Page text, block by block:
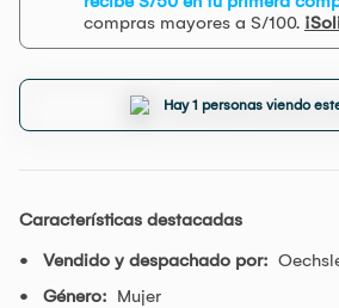
compras mayores a S/100.
Hay 1 personas viendo
Características destacadas
Vendido y despachado por:
Género: Mujer